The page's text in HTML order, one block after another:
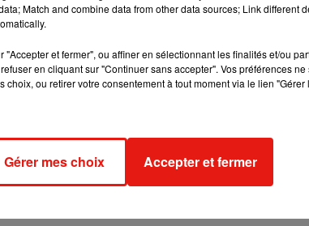
ses villes jumelles, en expédiant des masques et des
qui sévit en Chine.
pic.twitter.com/91c7ugAzRm
Match and combine data from other data sources; Link different
"Accepter et fermer", ou affiner en sélectionnant les finalités et/ou
en cliquant sur "Continuer sans accepter". Vos préférences
choix, ou retirer votre consentement à tout moment via le lien
Gérer mes choix Accepter et fermer